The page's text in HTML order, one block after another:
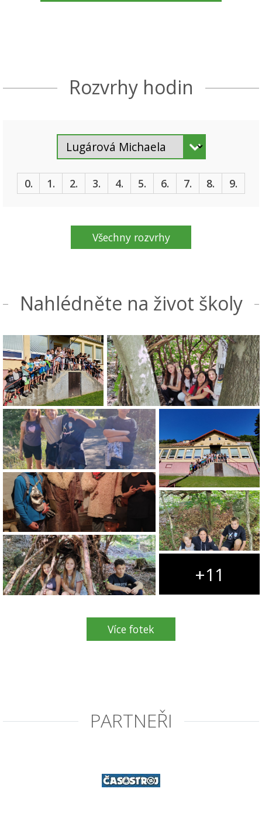
Rozvrhy hodin
0. 1. 2. 3. 4. 5. 6. 7. 8. 9.
Všechny rozvrhy
Nahlédněte na život školy
+11
Více fotek
PARTNEŘI